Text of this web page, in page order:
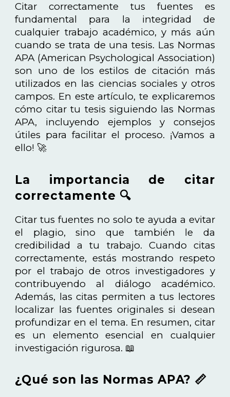
Citar correctamente tus fuentes es
fundamental para la integridad de
cualquier trabajo académico, y más aún
cuando se trata de una tesis. Las Normas
APA (American Psychological Association)
son uno de los estilos de citación más
utilizados en las ciencias sociales y otros
campos. En este artículo, te explicaremos
cómo citar tu tesis siguiendo las Normas
APA, incluyendo ejemplos y consejos
útiles para facilitar el proceso. ¡Vamos a
ello! 🚀
La importancia de citar
correctamente 🔍
Citar tus fuentes no solo te ayuda a evitar
el plagio, sino que también le da
credibilidad a tu trabajo. Cuando citas
correctamente, estás mostrando respeto
por el trabajo de otros investigadores y
contribuyendo al diálogo académico.
Además, las citas permiten a tus lectores
localizar las fuentes originales si desean
profundizar en el tema. En resumen, citar
es un elemento esencial en cualquier
investigación rigurosa. 📖
¿Qué son las Normas APA? 📏